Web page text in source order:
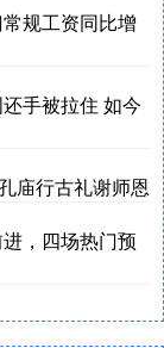
规工资同比增
手被拉住 如今
庙行古礼谢师恩
，四场热门预